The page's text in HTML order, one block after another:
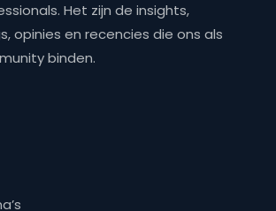
Het zijn de insights,
opinies en recencies die ons als
binden.